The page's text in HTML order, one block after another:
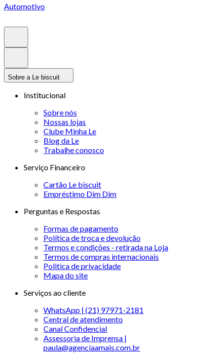
Automotivo
Sobre a Le biscuit
Institucional
Sobre nós
Nossas lojas
Clube Minha Le
Blog da Le
Trabalhe conosco
Serviço Financeiro
Cartão Le biscuit
Empréstimo Dim Dim
Perguntas e Respostas
Formas de pagamento
Política de troca e devolução
Termos e condições - retirada na Loja
Termos de compras internacionais
Politica de privacidade
Mapa do site
Serviços ao cliente
WhatsApp | (21) 97971-2181
Central de atendimento
Canal Confidencial
Assessoria de Imprensa |
paula@agenciaamais.com.br